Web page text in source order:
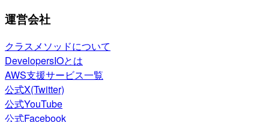
運営会社
クラスメソッドについて
DevelopersIOとは
AWS支援サービス一覧
公式X(Twitter)
公式YouTube
公式Facebook